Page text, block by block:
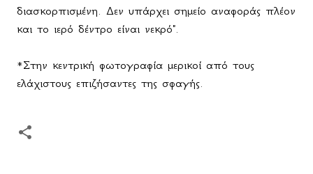
διασκορπισμένη. Δεν υπάρχει σημείο αναφοράς πλέον
και το ιερό δέντρο είναι νεκρό".
*Στην κεντρική φωτογραφία μερικοί από τους
ελάχιστους επιζήσαντες της σφαγής.